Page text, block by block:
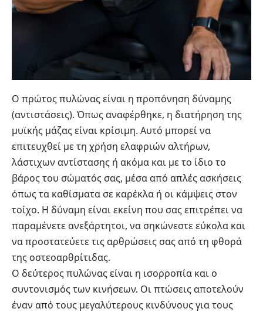
Ο πρώτος πυλώνας είναι η προπόνηση δύναμης
(αντιστάσεις). Όπως αναφέρθηκε, η διατήρηση της
μυϊκής μάζας είναι κρίσιμη. Αυτό μπορεί να
επιτευχθεί με τη χρήση ελαφριών αλτήρων,
λάστιχων αντίστασης ή ακόμα και με το ίδιο το
βάρος του σώματός σας, μέσα από απλές ασκήσεις
όπως τα καθίσματα σε καρέκλα ή οι κάμψεις στον
τοίχο. Η δύναμη είναι εκείνη που σας επιτρέπει να
παραμένετε ανεξάρτητοι, να σηκώνεστε εύκολα και
να προστατεύετε τις αρθρώσεις σας από τη φθορά
της οστεοαρθρίτιδας.
Ο δεύτερος πυλώνας είναι η ισορροπία και ο
συντονισμός των κινήσεων. Οι πτώσεις αποτελούν
έναν από τους μεγαλύτερους κινδύνους για τους